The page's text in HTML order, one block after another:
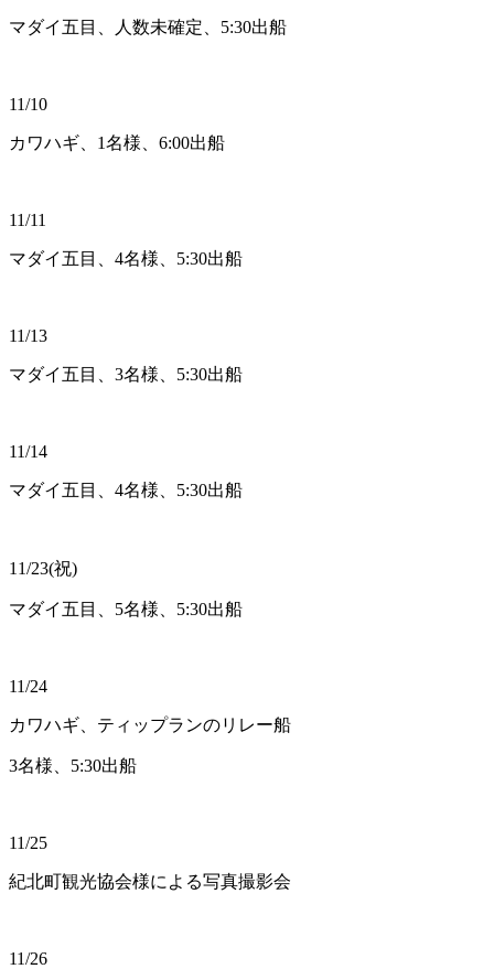
マダイ五目、人数未確定、5:30出船
11/10
カワハギ、1名様、6:00出船
11/11
マダイ五目、4名様、5:30出船
11/13
マダイ五目、3名様、5:30出船
11/14
マダイ五目、4名様、5:30出船
11/23(祝)
マダイ五目、5名様、5:30出船
11/24
カワハギ、ティップランのリレー船
3名様、5:30出船
11/25
紀北町観光協会様による写真撮影会
11/26